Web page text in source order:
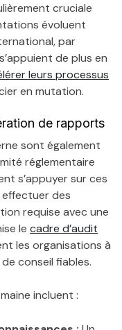
cruciale
évoluent
par
de plus en
leurs processus
en mutation.
de rapports
sont également
réglementaire
s’appuyer sur ces
des
requise avec une
le cadre d’audit
les organisations à
conseil fiables.
incluent :